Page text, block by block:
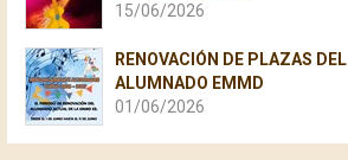
15/06/2026
RENOVACIÓN DE PLAZAS DEL
ALUMNADO EMMD
01/06/2026